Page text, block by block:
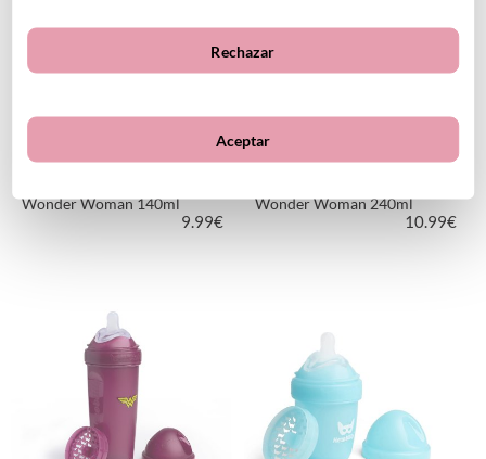
Wonder Woman 140ml
9.99€
VER PRODUCTO
Wonder Woman 240ml
10.99€
Rechazar
Aceptar